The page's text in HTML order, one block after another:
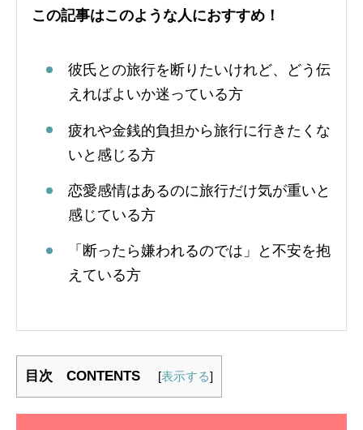
この記事はこのような人におすすめ！
彼氏との旅行を断りたいけれど、どう伝
えればよいか迷っている方
疲れや金銭的負担から旅行に行きたくな
いと感じる方
恋愛感情はあるのに旅行だけ気が重いと
感じている方
「断ったら嫌われるのでは」と不安を抱
えている方
目次 CONTENTS [表示する]